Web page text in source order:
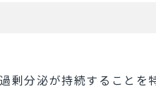
剰分泌が持続することを